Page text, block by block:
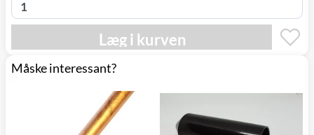
Læg i kurven
Måske interessant?